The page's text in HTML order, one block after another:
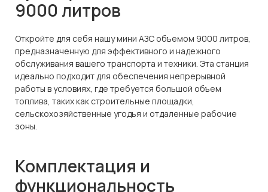
9000 литров
Откройте для себя нашу мини АЗС объемом 9000 литров,
предназначенную для эффективного и надежного
обслуживания вашего транспорта и техники. Эта станция
идеально подходит для обеспечения непрерывной
работы в условиях, где требуется большой объем
топлива, таких как строительные площадки,
сельскохозяйственные угодья и отдаленные рабочие
зоны.
Комплектация и
функциональность